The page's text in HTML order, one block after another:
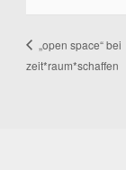
„open space“ bei
zeit*raum*schaffen